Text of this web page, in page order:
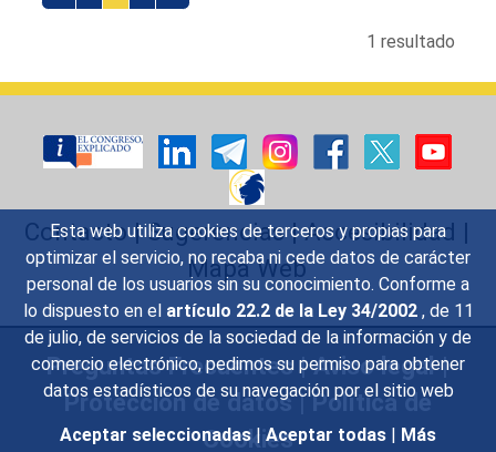
Esta web utiliza cookies de terceros y propias para
optimizar el servicio, no recaba ni cede datos de carácter
personal de los usuarios sin su conocimiento. Conforme a
lo dispuesto en el artículo 22.2 de la Ley 34/2002 , de 11
de julio, de servicios de la sociedad de la información y de
comercio electrónico, pedimos su permiso para obtener
datos estadísticos de su navegación por el sitio web
Aceptar seleccionadas | Aceptar todas | Más
1 resultado
Contacto|Sugerencias|Accesibilidad |
Mapa Web
Preguntas Frecuentes|Aviso legal|
Protección de datos|Política de
Cookies